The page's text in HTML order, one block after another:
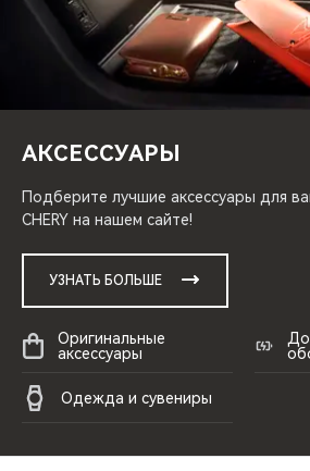
АКСЕССУАРЫ
Подберите лучшие аксессуары для
CHERY на нашем сайте!
УЗНАТЬ БОЛЬШЕ
Оригинальные
аксессуары
Одежда и сувениры